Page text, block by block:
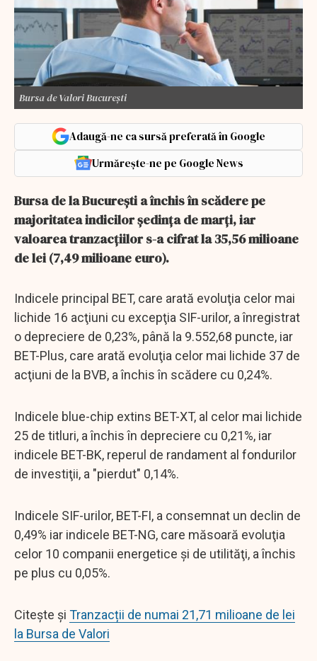
Bursa de Valori București
Adaugă-ne ca sursă preferată în Google
Urmărește-ne pe Google News
Bursa de la Bucureşti a închis în scădere pe
majoritatea indicilor şedinţa de marţi, iar
valoarea tranzacţiilor s-a cifrat la 35,56 milioane
de lei (7,49 milioane euro).
Indicele principal BET, care arată evoluţia celor mai
lichide 16 acţiuni cu excepţia SIF-urilor, a înregistrat
o depreciere de 0,23%, până la 9.552,68 puncte, iar
BET-Plus, care arată evoluţia celor mai lichide 37 de
acţiuni de la BVB, a închis în scădere cu 0,24%.
Indicele blue-chip extins BET-XT, al celor mai lichide
25 de titluri, a închis în depreciere cu 0,21%, iar
indicele BET-BK, reperul de randament al fondurilor
de investiţii, a "pierdut" 0,14%.
Indicele SIF-urilor, BET-FI, a consemnat un declin de
0,49% iar indicele BET-NG, care măsoară evoluţia
celor 10 companii energetice şi de utilităţi, a închis
pe plus cu 0,05%.
Citește și Tranzacții de numai 21,71 milioane de lei
la Bursa de Valori